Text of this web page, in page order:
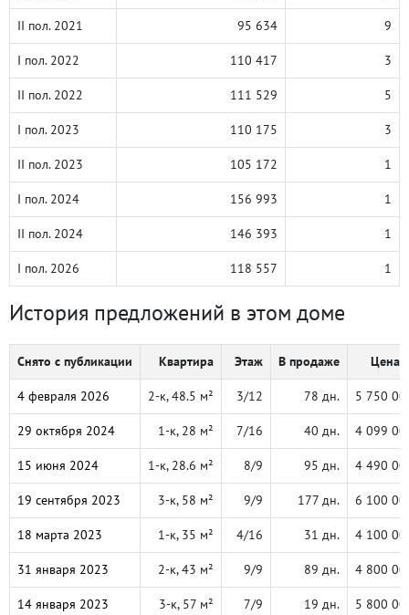
II пол. 2021 95 634 9
I пол. 2022 110 417 3
II пол. 2022 111 529 5
I пол. 2023 110 175 3
II пол. 2023 105 172 1
I пол. 2024 156 993 1
II пол. 2024 146 393 1
I пол. 2026 118 557 1
История предложений в этом доме
Снято с публикации Квартира Этаж В продаже Цена,
4 февраля 2026 2-к, 48.5 м² 3/12 78 дн. 5 750
29 октября 2024 1-к, 28 м² 7/16 40 дн. 4 099
15 июня 2024 1-к, 28.6 м² 8/9 95 дн. 4 490
19 сентября 2023 3-к, 58 м² 9/9 177 дн. 6 100
18 марта 2023 1-к, 35 м² 4/16 31 дн. 4 100
31 января 2023 2-к, 43 м² 9/9 89 дн. 4 800
14 января 2023 3-к, 57 м² 7/9 19 дн. 5 800